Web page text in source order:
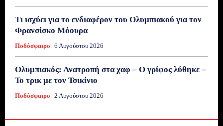
Τι ισχύει για το ενδιαφέρον του Ολυμπιακού για τον
Φρανσίσκο Μόουρα
Ποδόσφαιρο 6 Αυγούστου 2026
Ολυμπιακός: Ανατροπή στα χαφ – Ο γρίφος λύθηκε –
Το τρικ με τον Τσικίνιο
Ποδόσφαιρο 2 Αυγούστου 2026